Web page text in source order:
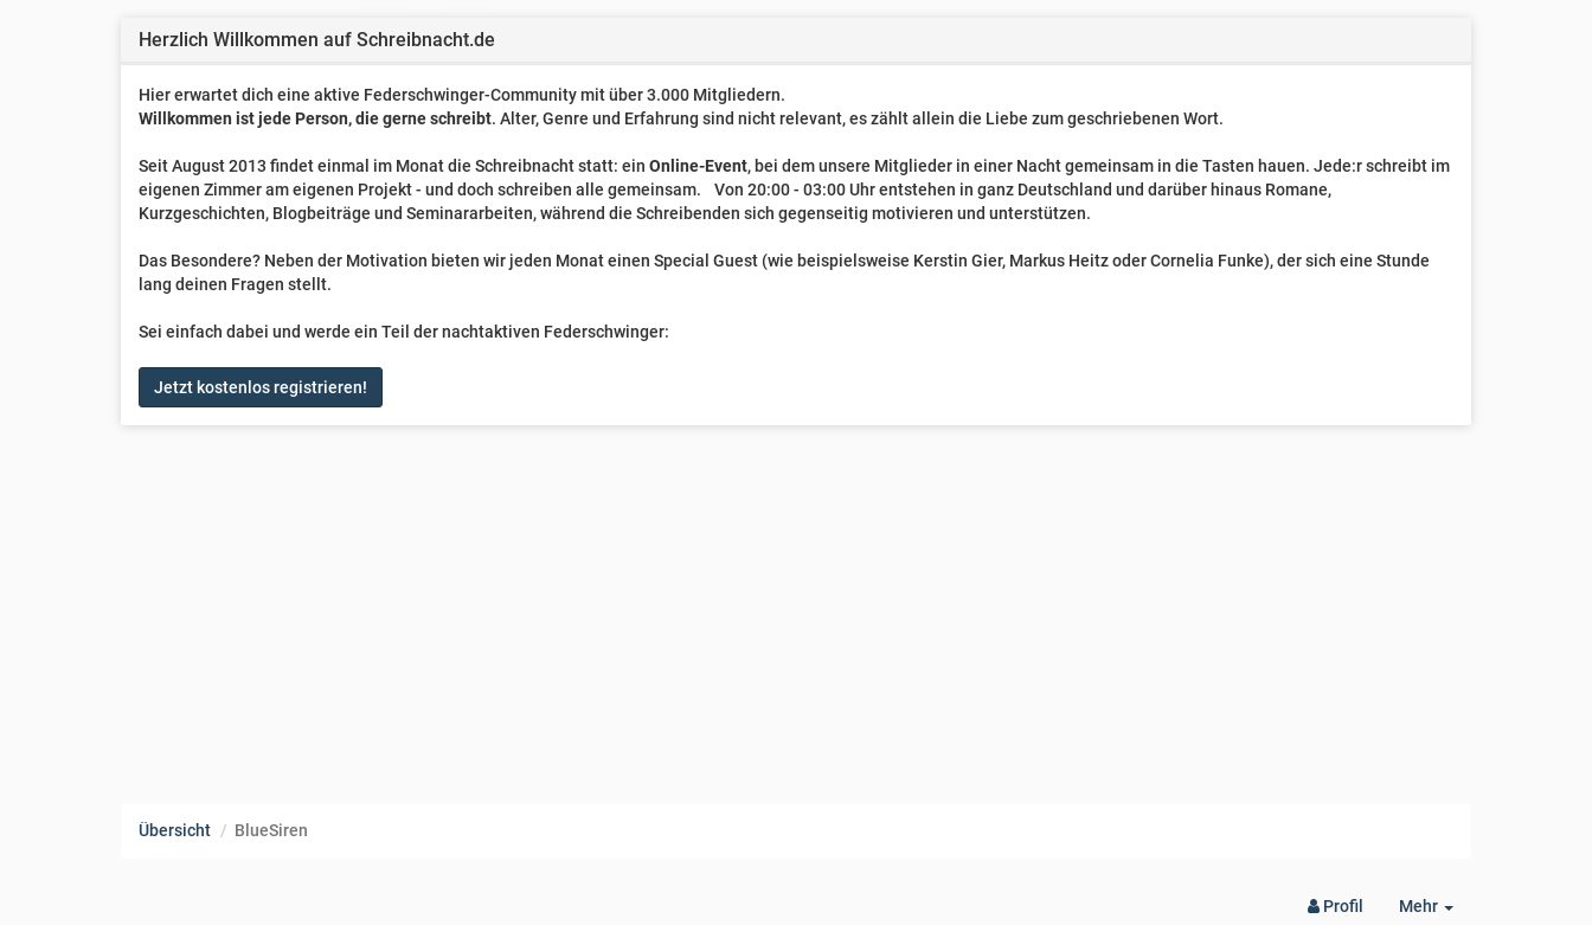
Herzlich Willkommen auf Schreibnacht.de
Hier erwartet dich eine aktive Federschwinger-Community mit über 3.000 Mitgliedern.
Willkommen ist jede Person, die gerne schreibt. Alter, Genre und Erfahrung sind nicht relevant, es zählt allein die Liebe zum geschriebenen Wort.
Seit August 2013 findet einmal im Monat die Schreibnacht statt: ein Online-Event, bei dem unsere Mitglieder in einer Nacht gemeinsam in die Tasten hauen. Jede:r schreibt im
eigenen Zimmer am eigenen Projekt - und doch schreiben alle gemeinsam. Von 20:00 - 03:00 Uhr entstehen in ganz Deutschland und darüber hinaus Romane,
Kurzgeschichten, Blogbeiträge und Seminararbeiten, während die Schreibenden sich gegenseitig motivieren und unterstützen.
Das Besondere? Neben der Motivation bieten wir jeden Monat einen Special Guest (wie beispielsweise Kerstin Gier, Markus Heitz oder Cornelia Funke), der sich eine Stunde
lang deinen Fragen stellt.
Sei einfach dabei und werde ein Teil der nachtaktiven Federschwinger:
Jetzt kostenlos registrieren!
Übersicht BlueSiren
Mehr
Toggle
Profil